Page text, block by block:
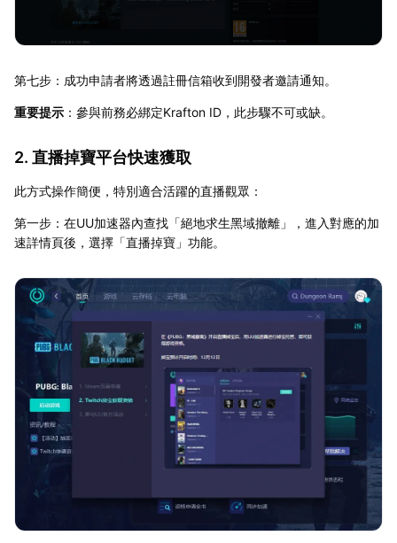
第七步：成功申請者將透過註冊信箱收到開發者邀請通知。
重要提示 ：參與前務必綁定Krafton ID，此步驟不可或缺。
2. 直播掉寶平台快速獲取
此方式操作簡便，特別適合活躍的直播觀眾：
第一步：在UU加速器內查找「絕地求生黑域撤離」，進入對應的加
速詳情頁後，選擇「直播掉寶」功能。